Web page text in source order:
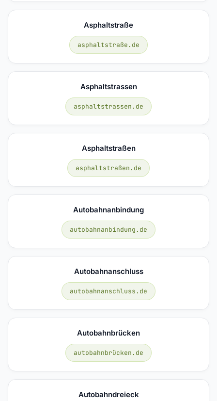
Asphaltstraße
asphaltstraße.de
Asphaltstrassen
asphaltstrassen.de
Asphaltstraßen
asphaltstraßen.de
Autobahnanbindung
autobahnanbindung.de
Autobahnanschluss
autobahnanschluss.de
Autobahnbrücken
autobahnbrücken.de
Autobahndreieck